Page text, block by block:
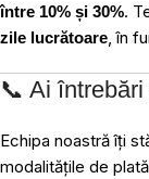
între 10% și 30%.
zile lucrătoare, în
📞 Ai
Echipa noastră îți
modalitățile de